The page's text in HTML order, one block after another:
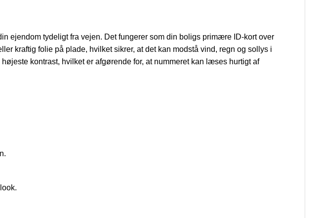
ejendom tydeligt fra vejen. Det fungerer som din boligs primære ID-kort over
kraftig folie på plade, hvilket sikrer, at det kan modstå vind, regn og sollys i
højeste kontrast, hvilket er afgørende for, at nummeret kan læses hurtigt af